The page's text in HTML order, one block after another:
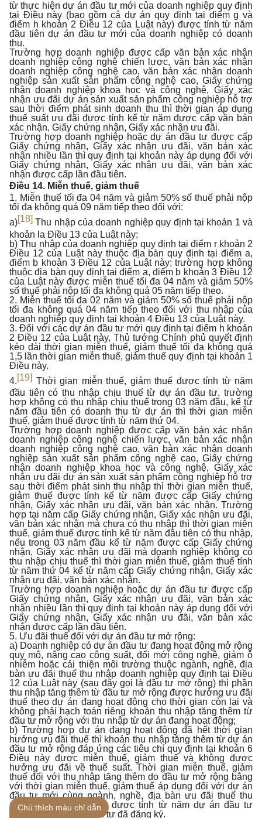
từ thực hiện dự án đầu tư mới của doanh nghiệp quy định
tại Điều này (bao gồm cả dự án quy định tại điểm g và
điểm h khoản 2 Điều 12 của Luật này) được tính từ năm
đầu tiên dự án đầu tư mới của doanh nghiệp có doanh
thu.
Trường hợp doanh nghiệp được cấp văn bản xác nhận
doanh nghiệp công nghệ chiến lược, văn bản xác nhận
doanh nghiệp công nghệ cao, văn bản xác nhận doanh
nghiệp sản xuất sản phẩm công nghệ cao, Giấy chứng
nhận doanh nghiệp khoa học và công nghệ, Giấy xác
nhận ưu đãi dự án sản xuất sản phẩm công nghiệp hỗ trợ
sau thời điểm phát sinh doanh thu thì thời gian áp dụng
thuế suất ưu đãi được tính kể từ năm được cấp văn bản
xác nhận, Giấy chứng nhận, Giấy xác nhận ưu đãi.
Trường hợp doanh nghiệp hoặc dự án đầu tư được cấp
Giấy chứng nhận, Giấy xác nhận ưu đãi, văn bản xác
nhận nhiều lần thì quy định tại khoản này áp dụng đối với
Giấy chứng nhận, Giấy xác nhận ưu đãi, văn bản xác
nhận được cấp lần đầu tiên.
Điều 14. Miễn thuế, giảm thuế
1. Miễn thuế tối đa 04 năm và giảm 50% số thuế phải nộp
tối đa không quá 09 năm tiếp theo đối với:
a)[18] Thu nhập của doanh nghiệp quy định tại khoản 1 và
khoản la Điều 13 của Luật này;
b) Thu nhập của doanh nghiệp quy định tại điểm r khoản 2
Điều 12 của Luật này thuộc địa bàn quy định tại điểm a,
điểm b khoản 3 Điều 12 của Luật này; trường hợp không
thuộc địa bàn quy định tại điểm a, điểm b khoản 3 Điều 12
của Luật này được miễn thuế tối đa 04 năm và giảm 50%
số thuế phải nộp tối đa không quá 05 năm tiếp theo.
2. Miễn thuế tối đa 02 năm và giảm 50% số thuế phải nộp
tối đa không quá 04 năm tiếp theo đối với thu nhập của
doanh nghiệp quy định tại khoản 4 Điều 13 của Luật này.
3. Đối với các dự án đầu tư mới quy định tại điểm h khoản
2 Điều 12 của Luật này, Thủ tướng Chính phủ quyết định
kéo dài thời gian miễn thuế, giảm thuế tối đa không quá
1,5 lần thời gian miễn thuế, giảm thuế quy định tại khoản 1
Điều này.
4.[19] Thời gian miễn thuế, giảm thuế được tính từ năm
đầu tiên có thu nhập chịu thuế từ dự án đầu tư, trường
hợp không có thu nhập chịu thuế trong 03 năm đầu, kể từ
năm đầu tiên có doanh thu từ dự án thì thời gian miễn
thuế, giảm thuế được tính từ năm thứ 04.
Trường hợp doanh nghiệp được cấp văn bản xác nhận
doanh nghiệp công nghệ chiến lược, văn bản xác nhận
doanh nghiệp công nghệ cao, văn bản xác nhận doanh
nghiệp sản xuất sản phẩm công nghệ cao, Giấy chứng
nhận doanh nghiệp khoa học và công nghệ, Giấy xác
nhận ưu đãi dự án sản xuất sản phẩm công nghiệp hỗ trợ
sau thời điểm phát sinh thu nhập thì thời gian miễn thuế,
giảm thuế được tính kể từ năm được cấp Giấy chứng
nhận, Giấy xác nhận ưu đãi, văn bản xác nhận. Trường
hợp tại năm cấp Giấy chứng nhận, Giấy xác nhận ưu đãi,
văn bản xác nhận mà chưa có thu nhập thì thời gian miễn
thuế, giảm thuế được tính kể từ năm đầu tiên có thu nhập,
nếu trong 03 năm đầu kể từ năm được cấp Giấy chứng
nhận, Giấy xác nhận ưu đãi mà doanh nghiệp không có
thu nhập chịu thuế thì thời gian miễn thuế, giảm thuế tính
từ năm thứ 04 kể từ năm cấp Giấy chứng nhận, Giấy xác
nhận ưu đãi, văn bản xác nhận.
Trường hợp doanh nghiệp hoặc dự án đầu tư được cấp
Giấy chứng nhận, Giấy xác nhận ưu đãi, văn bản xác
nhận nhiều lần thì quy định tại khoản này áp dụng đối với
Giấy chứng nhận, Giấy xác nhận ưu đãi, văn bản xác
nhận được cấp lần đầu tiên.
5. Ưu đãi thuế đối với dự án đầu tư mở rộng:
a) Doanh nghiệp có dự án đầu tư đang hoạt động mở rộng
quy mô, nâng cao công suất, đổi mới công nghệ, giảm ô
nhiễm hoặc cải thiện môi trường thuộc ngành, nghề, địa
bàn ưu đãi thuế thu nhập doanh nghiệp quy định tại Điều
12 của Luật này (sau đây gọi là đầu tư mở rộng) thì phần
thu nhập tăng thêm từ đầu tư mở rộng được hưởng ưu đãi
thuế theo dự án đang hoạt động cho thời gian còn lại và
không phải hạch toán riêng khoản thu nhập tăng thêm từ
đầu tư mở rộng với thu nhập từ dự án đang hoạt động;
b) Trường hợp dự án đang hoạt động đã hết thời gian
hưởng ưu đãi thuế thì khoản thu nhập tăng thêm từ dự án
đầu tư mở rộng đáp ứng các tiêu chí quy định tại khoản 6
Điều này được miễn thuế, giảm thuế và không được
hưởng ưu đãi về thuế suất. Thời gian miễn thuế, giảm
thuế đối với thu nhập tăng thêm do đầu tư mở rộng bằng
với thời gian miễn thuế, giảm thuế áp dụng đối với dự án
đầu tư mới cùng ngành, nghề, địa bàn ưu đãi thuế thu
nhập doanh nghiệp và được tính từ năm dự án đầu tư
hoàn thành số vốn đầu tư đã đăng ký.
Chú thích màu chỉ dẫn